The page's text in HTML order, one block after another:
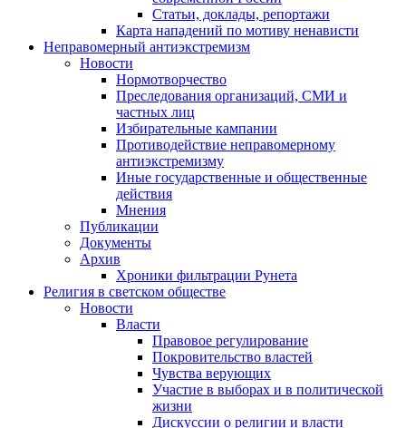
Статьи, доклады, репортажи
Карта нападений по мотиву ненависти
Неправомерный антиэкстремизм
Новости
Нормотворчество
Преследования организаций, СМИ и
частных лиц
Избирательные кампании
Противодействие неправомерному
антиэкстремизму
Иные государственные и общественные
действия
Мнения
Публикации
Документы
Архив
Хроники фильтрации Рунета
Религия в светском обществе
Новости
Власти
Правовое регулирование
Покровительство властей
Чувства верующих
Участие в выборах и в политической
жизни
Дискуссии о религии и власти